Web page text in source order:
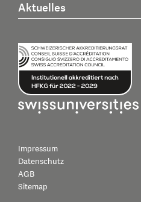
Aktuelles
Impressum
Datenschutz
AGB
Sitemap